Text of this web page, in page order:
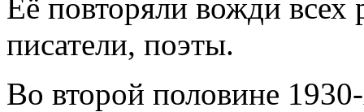
Её повторяли вожди всех
писатели, поэты.
Во второй половине